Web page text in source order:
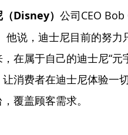
Disney） 公司CEO
他说，迪士尼目前的努
在属于自己的迪士尼“
消费者在迪士尼体验一
覆盖顾客需求。